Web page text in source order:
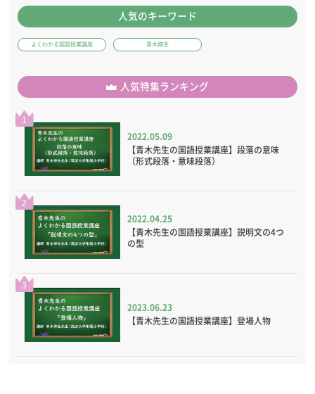
人気のキーワード
よくわかる国語授業講座 青木伸生
人気特集ランキング
1
2022.05.09
【青木先生の国語授業講座】段落の意味
（形式段落・意味段落）
2
2022.04.25
【青木先生の国語授業講座】説明文の4つ
の型
3
2023.06.23
【青木先生の国語授業講座】登場人物